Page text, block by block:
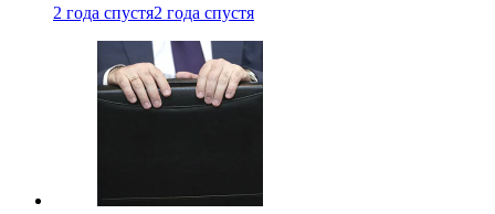
2 года спустя2 года спустя